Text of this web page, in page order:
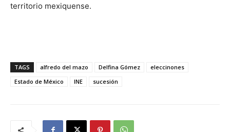
territorio mexiquense.
TAGS alfredo del mazo Delfina Gómez
eleccinones
Estado de México
INE sucesión